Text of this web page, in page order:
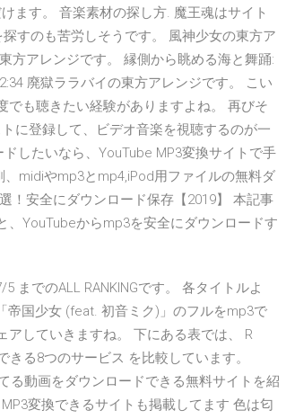
ます。 音楽素材の探し方. 魔王魂はサイト
すのも苦労しそうです。 風神少女の東方ア
方アレンジです。 縁側から眺める海と舞踊:
廃獄ララバイの東方アレンジです。 こい
でも聴きたい経験がありますよね。 再びそ
に登録して、ビデオ音楽を視聴するのが一
したいなら、YouTube MP3変換サイトで手
midiやmp3とmp4,iPod用ファイルの無料ダ
！安全にダウンロード保存【2019】 本記事
YouTubeからmp3を安全にダウンロードす
までのALL RANKINGです。 各タイトルよ
帝国少女 (feat. 初音ミク)」のフルをmp3で
していきますね。 下にある表では、 R
る8つのサービス を比較しています。
る動画をダウンロードできる無料サイトを紹
変換できるサイトも掲載してます 色は匂